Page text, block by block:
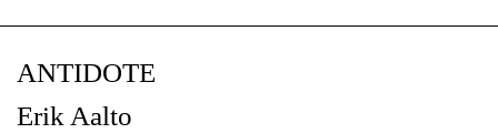
ANTIDOTE
Erik Aalto